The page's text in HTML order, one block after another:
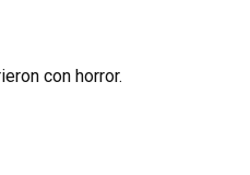
con horror.